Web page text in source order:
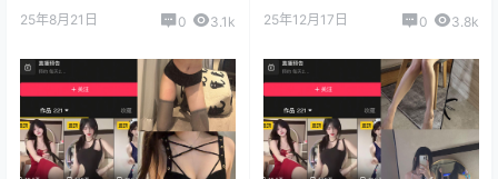
25年8月21日 0 3.1k 25年12月17日 0 3.8k